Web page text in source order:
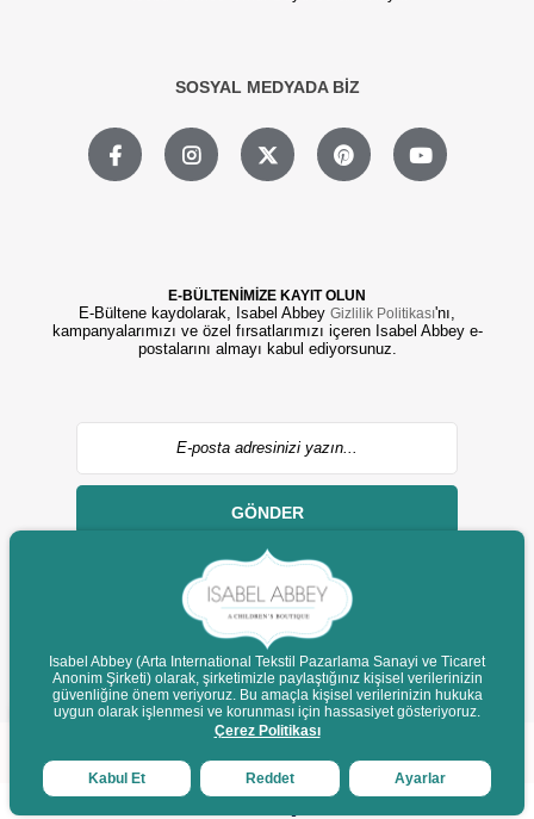
SOSYAL MEDYADA BİZ
E-BÜLTENİMİZE KAYIT OLUN
E-Bültene kaydolarak, Isabel Abbey Gizlilik Politikası'nı,
kampanyalarımızı ve özel fırsatlarımızı içeren Isabel Abbey e-
postalarını almayı kabul ediyorsunuz.
GÖNDER
© 2022 isabelabbey.com - Tüm Hakları Saklıdır.
Destek
Isabel Abbey (Arta International Tekstil Pazarlama Sanayi ve Ticaret
Anonim Şirketi) olarak, şirketimizle paylaştığınız kişisel verilerinizin
güvenliğine önem veriyoruz. Bu amaçla kişisel verilerinizin hukuka
uygun olarak işlenmesi ve korunması için hassasiyet gösteriyoruz.
Çerez Politikası
Kabul Et Reddet Ayarlar